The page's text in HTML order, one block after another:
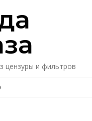
цензуры и фильтров